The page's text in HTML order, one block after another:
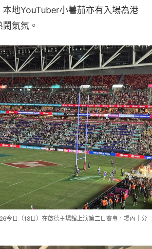
地YouTuber小薯茄亦有入場為港
氣氛。
今日（18日）在啟德主場館上演第二日賽事，場內十分